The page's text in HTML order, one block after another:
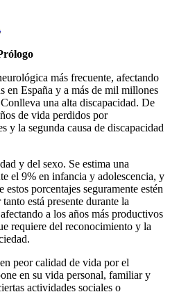
más frecuente, afectando
en España y a más de mil millones
una alta discapacidad. De
de vida perdidos por
y la segunda causa de discapacidad
y del sexo. Se estima una
el 9% en infancia y adolescencia, y
porcentajes seguramente estén
está presente durante la
a los años más productivos
requiere del reconocimiento y la
peor calidad de vida por el
en su vida personal, familiar y
actividades sociales o